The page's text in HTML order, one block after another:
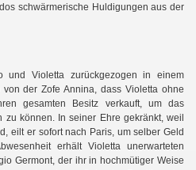
schwärmerische Huldigungen aus der
und Violetta zurückgezogen in einem
der Zofe Annina, dass Violetta ohne
gesamten Besitz verkauft, um das
zu können. In seiner Ehre gekränkt, weil
eilt er sofort nach Paris, um selber Geld
erhält Violetta unerwarteten
Germont, der ihr in hochmütiger Weise